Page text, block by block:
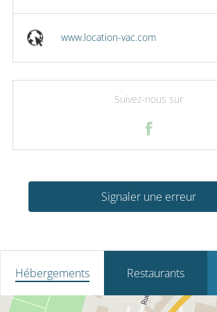
www.location-vac.com
Suivez-nous sur
Signaler une erreur
Hébergements Restaurants